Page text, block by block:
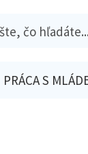
PRÁCA S